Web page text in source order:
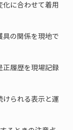
に合わせて着用
具の関係を現地で
正履歴を現場記録
けられる表示と運